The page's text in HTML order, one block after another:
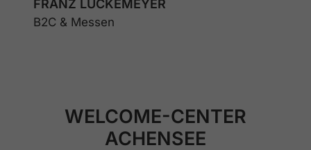
FRANZ LÜCKEMEYER
B2C & Messen
WELCOME-CENTER
ACHENSEE